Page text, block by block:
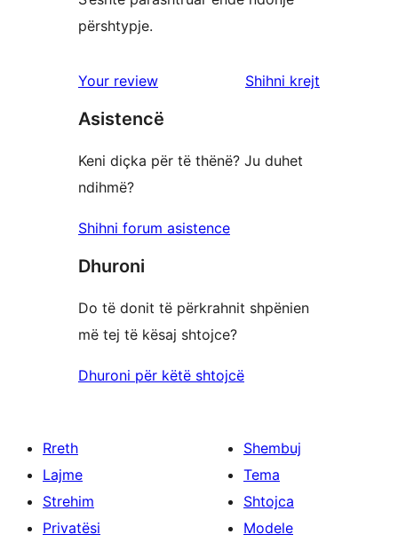
përshtypje.
Your review Shihni krejt
Asistencë
Keni diçka për të thënë? Ju duhet
ndihmë?
Shihni forum asistence
Dhuroni
Do të donit të përkrahnit shpënien
më tej të kësaj shtojce?
Dhuroni për këtë shtojcë
Rreth
Lajme
Strehim
Privatësi
Shembuj
Tema
Shtojca
Modele